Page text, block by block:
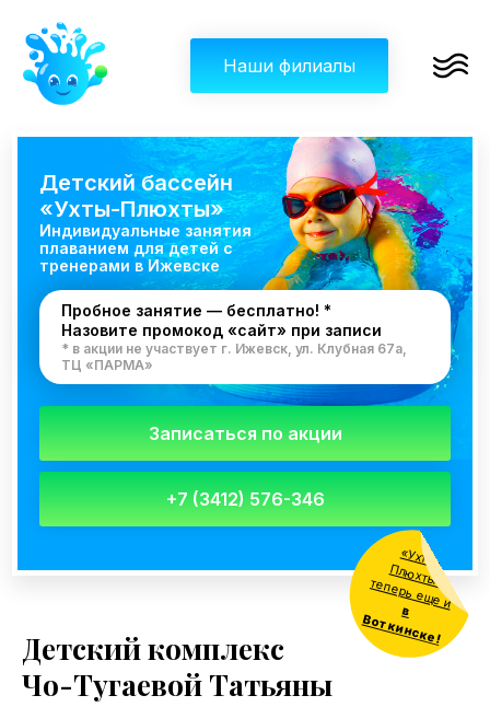
Наши филиалы
Детский бассейн
«Ухты-Плюхты»
Индивидуальные занятия
плаванием для детей с
тренерами в Ижевске
Пробное занятие — бесплатно! *
Назовите промокод «сайт» при записи
* в акции не участвует г. Ижевск, ул. Клубная 67а,
ТЦ «ПАРМА»
Записаться по акции
+7 (3412) 576-346
«Ухты
-
П
лю
хты
» теперь ещ
е и
в
В
о
т
ки
н
ске
!
Детский комплекс
Чо-Тугаевой Татьяны